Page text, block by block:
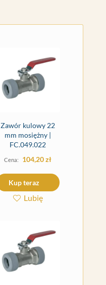
Zawór kulowy 22
mm mosiężny |
FC.049.022
104,20zł
Kup teraz
Lubię